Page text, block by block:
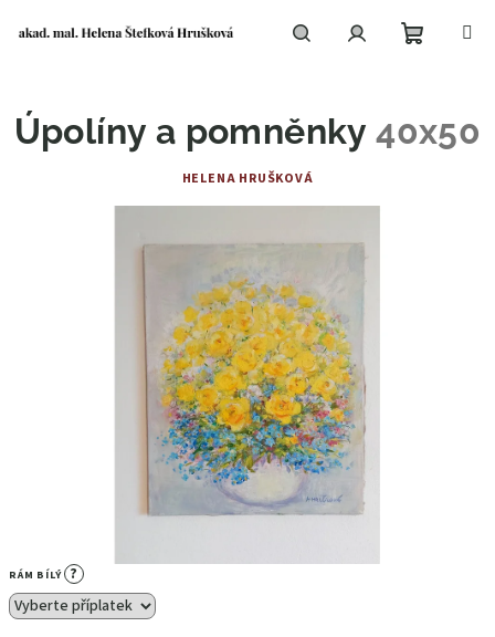
košík
RÁM BÍLÝ ?
Úpolíny a pomněnky40x50
HELENA HRUŠKOVÁ